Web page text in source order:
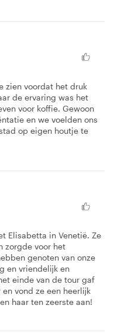
zien voordat het druk
de ervaring was het
voor koffie. Gewoon
en we voelden ons
op eigen houtje te
Elisabetta in Venetië. Ze
zorgde voor het
genoten van onze
en vriendelijk en
einde van de tour gaf
vond ze een heerlijk
haar ten zeerste aan!